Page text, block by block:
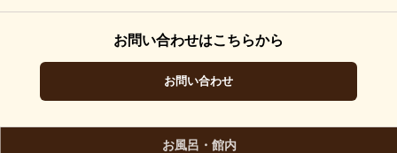
お問い合わせはこちらから
お問い合わせ
お風呂・館内